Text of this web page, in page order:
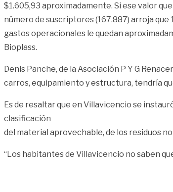
$1.605,93 aproximadamente. Si ese valor
número de suscriptores (167.887) arroja
gastos operacionales le quedan
Bioplass.
Denis Panche, de la Asociación P Y G
carros, equipamiento y estructura, tendría
Es de resaltar que en Villavicencio se
clasificación
del material aprovechable, de los residuos
“Los habitantes de Villavicencio no saben